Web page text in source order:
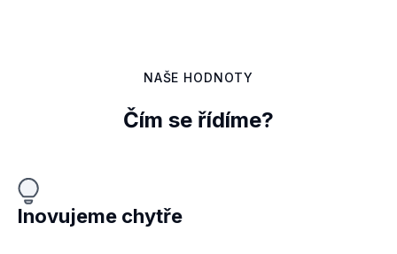
NAŠE HODNOTY
Čím se řídíme?
Inovujeme chytře